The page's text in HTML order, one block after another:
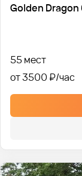
Golden
55 мест
от 3500 ₽